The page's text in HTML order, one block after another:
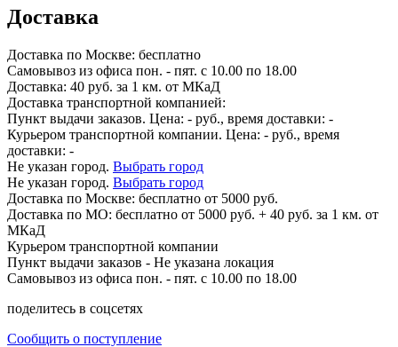
Доставка
Доставка по Москве: бесплатно
Самовывоз из офиса пон. - пят. с 10.00 по 18.00
Доставка: 40 руб. за 1 км. от МКаД
Доставка транспортной компанией:
Пункт выдачи заказов. Цена: - руб., время доставки: -
Курьером транспортной компании. Цена: - руб., время
доставки: -
Не указан город. Выбрать город
Не указан город. Выбрать город
Доставка по Москве: бесплатно от 5000 руб.
Доставка по МО: бесплатно от 5000 руб. + 40 руб. за 1 км. от
МКаД
Курьером транспортной компании
Пункт выдачи заказов - Не указана локация
Самовывоз из офиса пон. - пят. с 10.00 по 18.00
поделитесь в соцсетях
Сообщить о поступление